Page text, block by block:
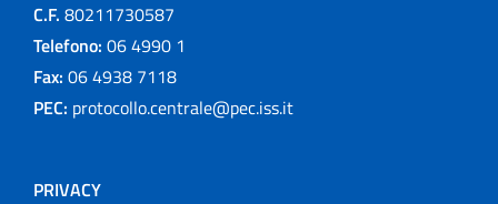
C.F. 80211730587
Telefono: 06 4990 1
Fax: 06 4938 7118
PEC: protocollo.centrale@pec.iss.it
PRIVACY